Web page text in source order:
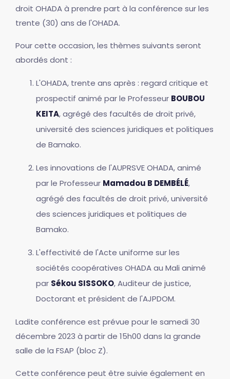
droit OHADA à prendre part à la conférence sur les
trente (30) ans de l'OHADA.
Pour cette occasion, les thèmes suivants seront
abordés dont :
L'OHADA, trente ans après : regard critique et
prospectif animé par le Professeur BOUBOU
KEITA, agrégé des facultés de droit privé,
université des sciences juridiques et politiques
de Bamako.
Les innovations de l'AUPRSVE OHADA, animé
par le Professeur Mamadou B DEMBÉLÉ,
agrégé des facultés de droit privé, université
des sciences juridiques et politiques de
Bamako.
L'effectivité de l'Acte uniforme sur les
sociétés coopératives OHADA au Mali animé
par Sékou SISSOKO, Auditeur de justice,
Doctorant et président de l'AJPDOM.
Ladite conférence est prévue pour le samedi 30
décembre 2023 à partir de 15h00 dans la grande
salle de la FSAP (bloc Z).
Cette conférence peut être suivie également en